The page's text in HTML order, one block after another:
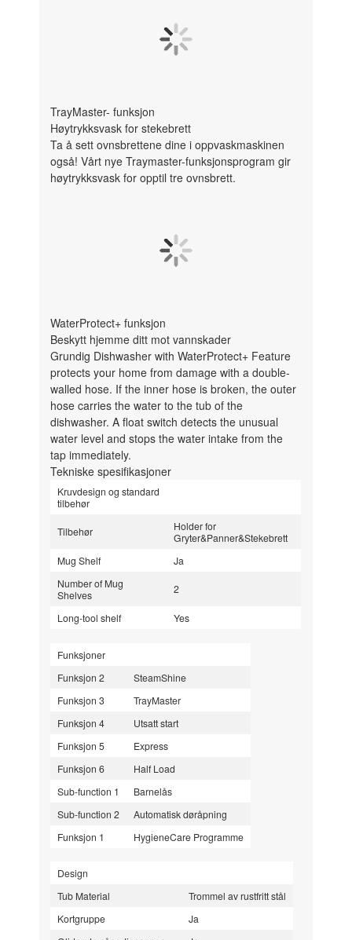
TrayMaster- funksjon
Høytrykksvask for stekebrett
Ta å sett ovnsbrettene dine i oppvaskmaskinen
også! Vårt nye Traymaster-funksjonsprogram gir
høytrykksvask for opptil tre ovnsbrett.
WaterProtect+ funksjon
Beskytt hjemme ditt mot vannskader
Grundig Dishwasher with WaterProtect+ Feature
protects your home from damage with a double-
walled hose. If the inner hose is broken, the outer
hose carries the water to the tub of the
dishwasher. A float switch detects the unusual
water level and stops the water intake from the
tap immediately.
Tekniske spesifikasjoner
Kruvdesign og standard
tilbehør
Tilbehør
Holder for
Gryter&Panner&Stekebrett
Mug Shelf
Ja
Number of Mug
Shelves
2
Long-tool shelf Yes
Funksjoner
Funksjon 2
SteamShine
Funksjon 3
TrayMaster
Funksjon 4
Utsatt start
Funksjon 5
Express
Funksjon 6
Half Load
Sub-function 1
Barnelås
Sub-function 2
Automatisk døråpning
Funksjon 1
HygieneCare Programme
Design
Tub Material
Trommel av rustfritt stål
Kortgruppe
Ja